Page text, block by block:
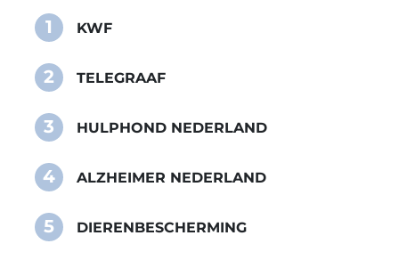
1 KWF
2 TELEGRAAF
3 HULPHOND NEDERLAND
4 ALZHEIMER NEDERLAND
5 DIERENBESCHERMING